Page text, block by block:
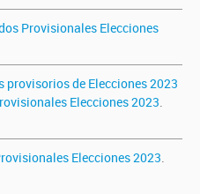
Provisionales Elecciones
provisorios de Elecciones 2023
Elecciones 2023.
Elecciones 2023.